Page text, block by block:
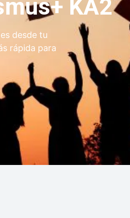
KA2
desde tu
rápida para